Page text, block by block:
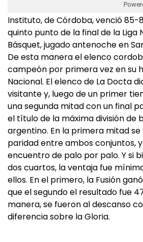
Instituto, de Córdoba, venció 85-
quinto punto de la final de la Liga
Básquet, jugado antenoche en
De esta manera el elenco
campeón por primera vez en su
Nacional. El elenco de La Docta
visitante y, luego de un primer
una segunda mitad con un final
el título de la máxima división de
argentino. En la primera mitad
paridad entre ambos conjuntos,
encuentro de palo por palo. Y si
dos cuartos, la ventaja fue
ellos. En el primero, la Fusión
que el segundo el resultado fue
manera, se fueron al descanso
diferencia sobre la Gloria.